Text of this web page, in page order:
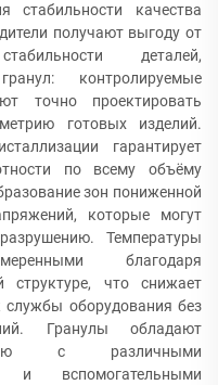
стабильности качества
получают выгоду от
деталей,
контролируемые
точно проектировать
готовых изделий.
гарантирует
по всему объёму
зон пониженной
которые могут
Температуры
благодаря
структуре, что снижает
службы оборудования без
Гранулы обладают
с различными
и вспомогательными